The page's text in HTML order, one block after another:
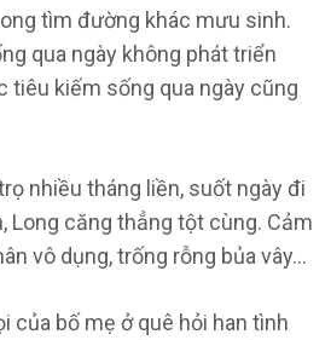
tìm đường khác mưu sinh.
qua ngày không phát triển
tiêu kiếm sống qua ngày cũng
nhiều tháng liền, suốt ngày đi
Long căng thẳng tột cùng. Cảm
vô dụng, trống rỗng bủa vây…
của bố mẹ ở quê hỏi han tình